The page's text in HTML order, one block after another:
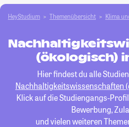
HeyStudium Themenübersicht Klima
(ökologisch)
Hier findest du alle
Nachhaltigkeitswissenschaften
Klick auf die Studiengangs-
Bewerbung,
und vielen weiteren